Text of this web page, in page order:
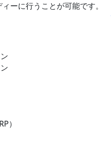
ーに行うことが可能です。
）